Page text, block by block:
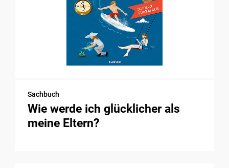
Sachbuch
Wie werde ich glücklicher als
meine Eltern?